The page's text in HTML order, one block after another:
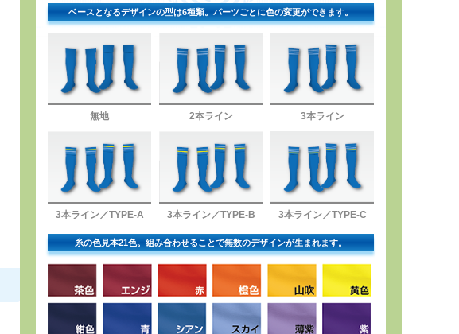
ベースとなるデザインの型は6種類。パーツごとに色の変更ができます。
無地 2本ライン 3本ライン
3本ライン／TYPE-A 3本ライン／TYPE-B 3本ライン／TYPE-C
糸の色見本21色。組み合わせることで無数のデザインが生まれます。